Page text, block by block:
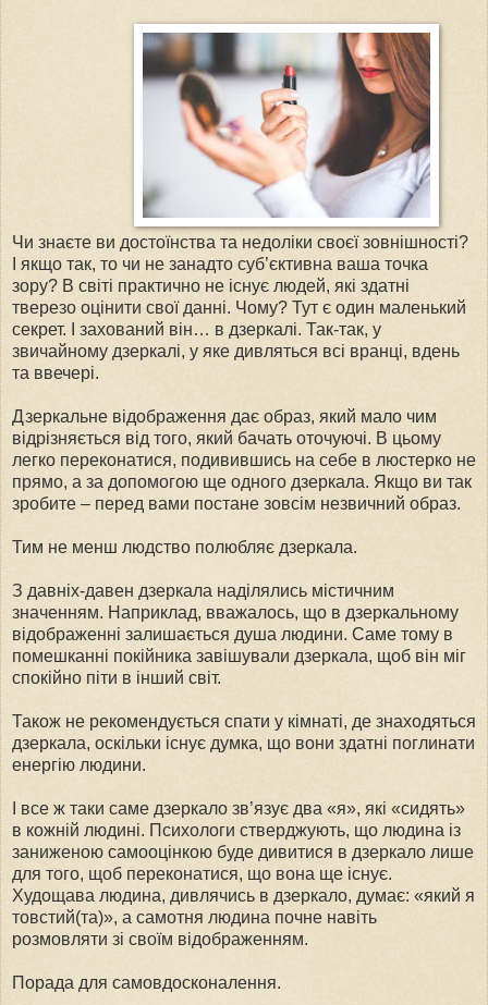
Чи знаєте ви достоїнства та недоліки своєї зовнішності?
І якщо так, то чи не занадто суб’єктивна ваша точка
зору? В світі практично не існує людей, які здатні
тверезо оцінити свої данні. Чому? Тут є один маленький
секрет. І захований він… в дзеркалі. Так-так, у
звичайному дзеркалі, у яке дивляться всі вранці, вдень
та ввечері.
Дзеркальне відображення дає образ, який мало чим
відрізняється від того, який бачать оточуючі. В цьому
легко переконатися, подивившись на себе в люстерко не
прямо, а за допомогою ще одного дзеркала. Якщо ви так
зробите – перед вами постане зовсім незвичний образ.
Тим не менш людство полюбляє дзеркала.
З давніх-давен дзеркала наділялись містичним
значенням. Наприклад, вважалось, що в дзеркальному
відображенні залишається душа людини. Саме тому в
помешканні покійника завішували дзеркала, щоб він міг
спокійно піти в інший світ.
Також не рекомендується спати у кімнаті, де знаходяться
дзеркала, оскільки існує думка, що вони здатні поглинати
енергію людини.
І все ж таки саме дзеркало зв’язує два «я», які «сидять»
в кожній людині. Психологи стверджують, що людина із
заниженою самооцінкою буде дивитися в дзеркало лише
для того, щоб переконатися, що вона ще існує.
Худощава людина, дивлячись в дзеркало, думає: «який я
товстий(та)», а самотня людина почне навіть
розмовляти зі своїм відображенням.
Порада для самовдосконалення.